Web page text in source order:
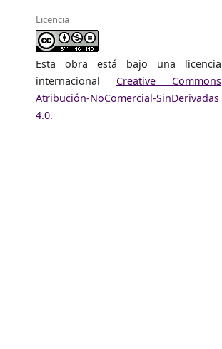
Licencia
Esta obra está bajo una licencia
internacional Creative Commons
Atribución-NoComercial-SinDerivadas
4.0.